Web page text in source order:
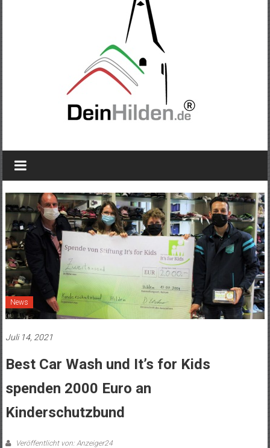
News
Juli 14, 2021
Best Car Wash und It’s for Kids
spenden 2000 Euro an
Kinderschutzbund
Veröffentlicht von: Anzeiger24